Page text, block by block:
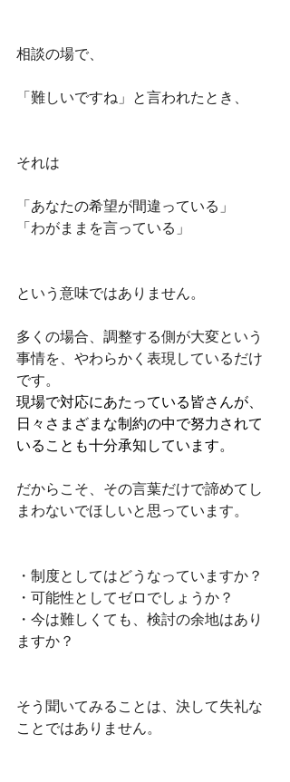
相談の場で、
「難しいですね」と言われたとき、
それは
「あなたの希望が間違っている」
「わがままを言っている」
という意味ではありません。
多くの場合、調整する側が大変という
事情を、やわらかく表現しているだけ
です。
現場で対応にあたっている皆さんが、
日々さまざまな制約の中で努力されて
いることも十分承知しています。
だからこそ、その言葉だけで諦めてし
まわないでほしいと思っています。
・制度としてはどうなっていますか？
・可能性としてゼロでしょうか？
・今は難しくても、検討の余地はあり
ますか？
そう聞いてみることは、決して失礼な
ことではありません。